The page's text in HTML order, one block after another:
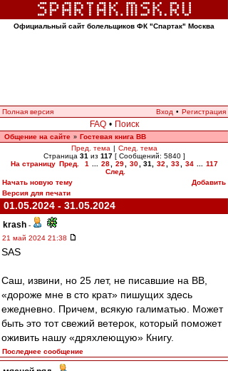
Официальный сайт болельщиков ФК "Спартак" Москва
Полная версия Вход • Регистрация
FAQ • Поиск
Общение на сайте » Гостевая книга ВВ
Пред. тема | След. тема
Страница 31 из 117[ Сообщений: 5840 ]
На страницу Пред. 1 28 29 30 31 32 33 34
117
След.
Начать новую тему
Добавить
Версия для печати
01.05.2024 - 31.05.2024
krash -
21 май 2024 21:38
SAS
Саш, извини, но 25 лет, не писавшие на ВВ,
«дороже мне в сто крат» пишущих здесь
ежедневно. Причем, всякую галиматью. Может
быть это тот свежий ветерок, который поможет
оживить нашу «дряхлеющую» Книгу.
Последнее сообщение